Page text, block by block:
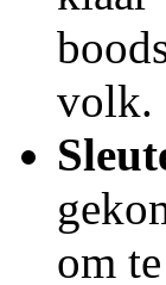
volk.
om